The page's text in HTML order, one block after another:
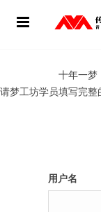
十年一梦
请梦工坊学员填写完
用户名